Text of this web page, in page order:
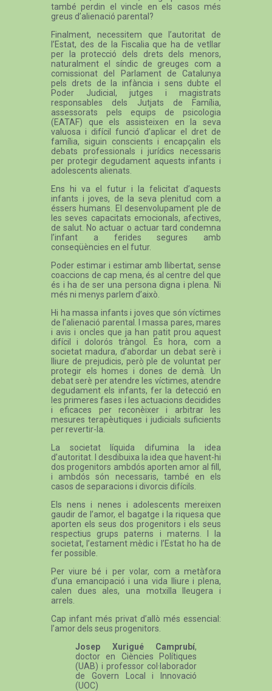
també perdin el vincle en els casos més
greus d’alienació parental?
Finalment, necessitem que l’autoritat de
l’Estat, des de la Fiscalia que ha de vetllar
per la protecció dels drets dels menors,
naturalment el síndic de greuges com a
comissionat del Parlament de Catalunya
pels drets de la infància i sens dubte el
Poder Judicial, jutges i magistrats
responsables dels Jutjats de Família,
assessorats pels equips de psicologia
(EATAF) que els assisteixen en la seva
valuosa i difícil funció d’aplicar el dret de
família, siguin conscients i encapçalin els
debats professionals i jurídics necessaris
per protegir degudament aquests infants i
adolescents alienats.
Ens hi va el futur i la felicitat d’aquests
infants i joves, de la seva plenitud com a
éssers humans. El desenvolupament ple de
les seves capacitats emocionals, afectives,
de salut. No actuar o actuar tard condemna
l’infant a ferides segures amb
conseqüències en el futur.
Poder estimar i estimar amb llibertat, sense
coaccions de cap mena, és al centre del que
és i ha de ser una persona digna i plena. Ni
més ni menys parlem d’això.
Hi ha massa infants i joves que són víctimes
de l’alienació parental. I massa pares, mares
i avis i oncles que ja han patit prou aquest
difícil i dolorós tràngol. És hora, com a
societat madura, d’abordar un debat serè i
lliure de prejudicis, però ple de voluntat per
protegir els homes i dones de demà. Un
debat serè per atendre les víctimes, atendre
degudament els infants, fer la detecció en
les primeres fases i les actuacions decidides
i eficaces per reconèixer i arbitrar les
mesures terapèutiques i judicials suficients
per revertir-la.
La societat líquida difumina la idea
d’autoritat. I desdibuixa la idea que havent-hi
dos progenitors ambdós aporten amor al fill,
i ambdós són necessaris, també en els
casos de separacions i divorcis difícils.
Els nens i nenes i adolescents mereixen
gaudir de l’amor, el bagatge i la riquesa que
aporten els seus dos progenitors i els seus
respectius grups paterns i materns. I la
societat, l’estament mèdic i l’Estat ho ha de
fer possible.
Per viure bé i per volar, com a metàfora
d’una emancipació i una vida lliure i plena,
calen dues ales, una motxilla lleugera i
arrels.
Cap infant més privat d’allò més essencial:
l’amor dels seus progenitors.
Josep Xurigué Camprubí,
doctor en Ciències Polítiques
(UAB) i professor col·laborador
de Govern Local i Innovació
(UOC)